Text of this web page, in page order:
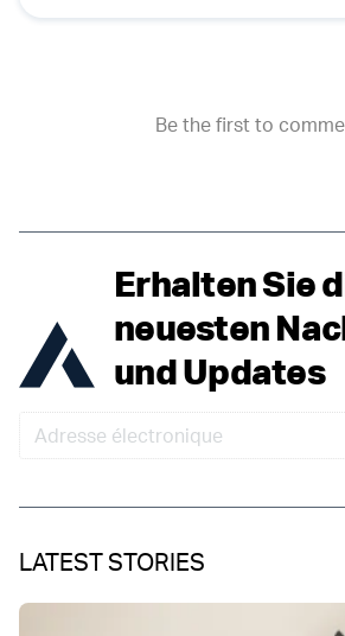
Erhalten Sie
neuesten
und Updates
LATEST STORIES